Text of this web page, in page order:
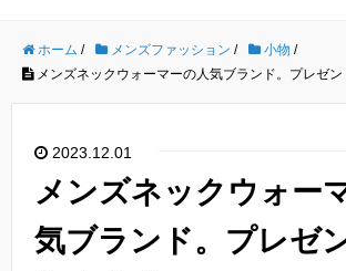
ホーム / メンズファッション / 小物 /
メンズネックウォーマーの人気ブランド。プレゼ
2023.12.01
メンズネックウォー
気ブランド。プレゼ